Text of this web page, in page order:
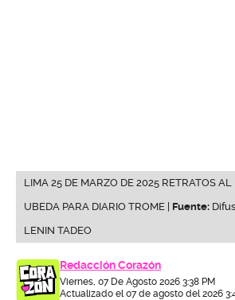
LIMA 25 DE MARZO DE 2025 RETRATOS
UBEDA PARA DIARIO TROME | Fuente:
LENIN TADEO
Redacción Corazón
Viernes, 07 De Agosto 2026 3:38 PM
Actualizado el 07 de agosto del 2026